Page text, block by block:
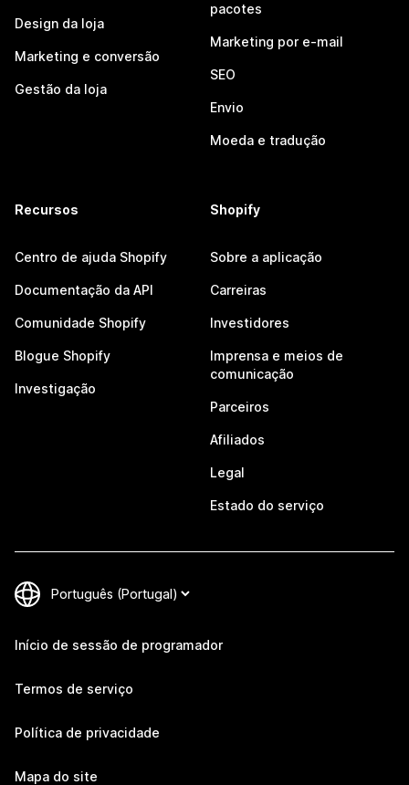
Design da loja
Marketing e conversão
Gestão da loja
pacotes
Marketing por e-mail
SEO
Envio
Moeda e tradução
Recursos
Centro de ajuda Shopify
Documentação da API
Comunidade Shopify
Blogue Shopify
Investigação
Shopify
Sobre a aplicação
Carreiras
Investidores
Imprensa e meios de
comunicação
Parceiros
Afiliados
Legal
Estado do serviço
Início de sessão de programador
Termos de serviço
Política de privacidade
Mapa do site